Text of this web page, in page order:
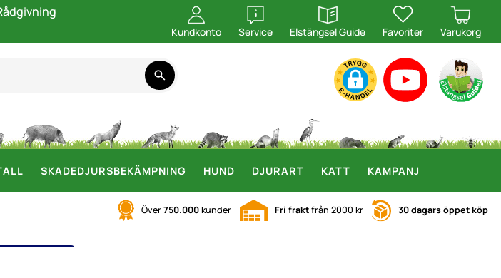
Kundkonto Service
öppna
Elstängsel Guide
öppna
Favoriter Varukorg
SKADEDJURSBEKÄMPNING HUND DJURART KATT KAMPANJ
Över750.000kunder Fri fraktfrån 2000 kr 30 dagars öppet köp